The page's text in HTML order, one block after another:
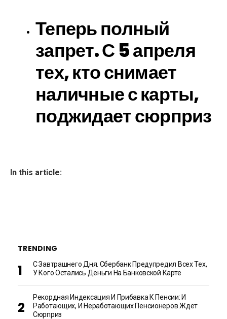
Теперь полный
запрет. С 5 апреля
тех, кто снимает
наличные с карты,
поджидает сюрприз
In this article:
TRENDING
С Завтрашнего Дня. Сбербанк Предупредил Всех Тех,
У Кого Остались Деньги На Банковской Карте
Рекордная Индексация И Прибавка К Пенсии: И
Работающих, И Неработающих Пенсионеров Ждет
Сюрприз